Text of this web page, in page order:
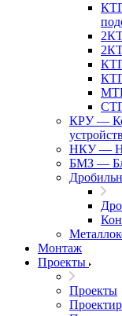
КРУ —
НКУ —
БМЗ —
Монтаж
Проекты
Проекты